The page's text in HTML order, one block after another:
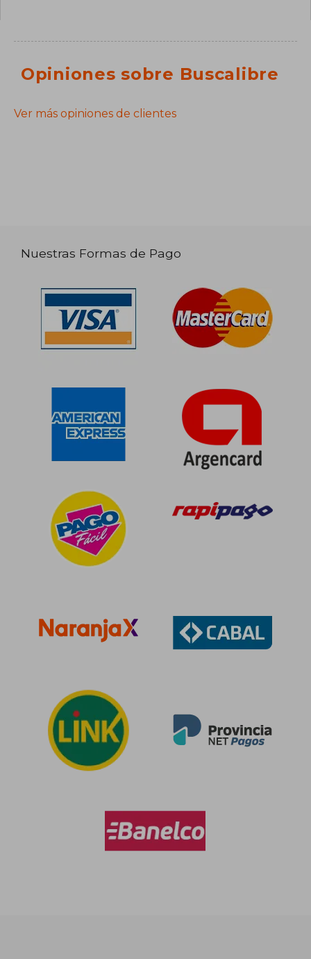
Opiniones sobre Buscalibre
Ver más opiniones de clientes
Nuestras Formas de Pago